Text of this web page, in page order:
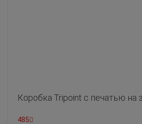
Коробка Tripoint с печатью на
485